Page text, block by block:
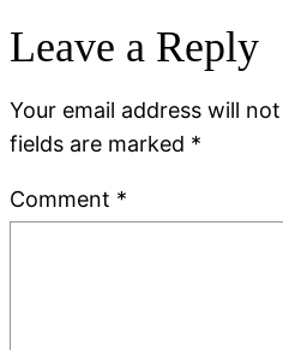
Leave a Reply
Your email address will
fields are marked *
Comment *